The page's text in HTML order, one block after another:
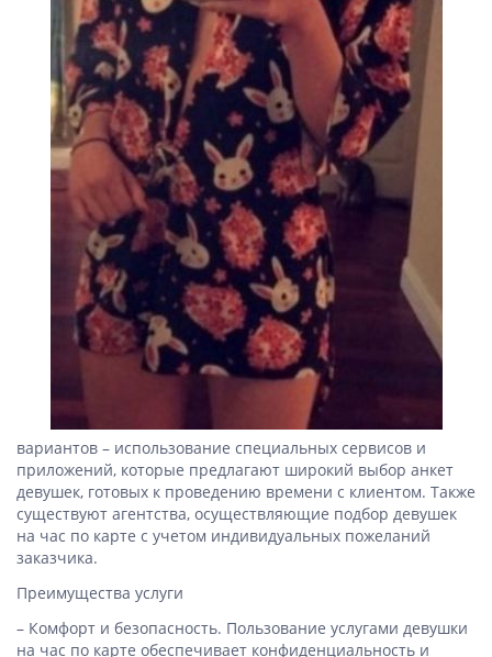
вариантов – использование специальных сервисов и
приложений, которые предлагают широкий выбор анкет
девушек, готовых к проведению времени с клиентом. Также
существуют агентства, осуществляющие подбор девушек
на час по карте с учетом индивидуальных пожеланий
заказчика.
Преимущества услуги
– Комфорт и безопасность. Пользование услугами девушки
на час по карте обеспечивает конфиденциальность и